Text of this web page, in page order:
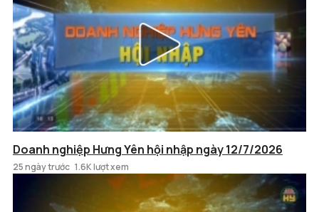
Doanh nghiệp Hưng Yên hội nhập ngày 12/7/2026
25 ngày trước 1.6K lượt xem